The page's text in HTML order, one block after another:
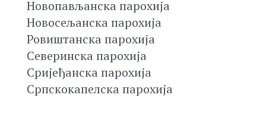
Новопављанска парохија
Новосељанска парохија
Ровиштанска парохија
Северинска парохија
Сријеђанска парохија
Српскокапелска парохија